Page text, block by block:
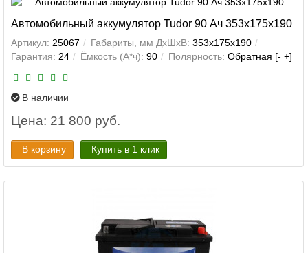
Автомобильный аккумулятор Tudor 90 Ач 353x175x190
Артикул: 25067 Габариты, мм ДхШхВ: 353x175x190
Гарантия: 24 Ёмкость (А*ч): 90 Полярность: Обратная [- +]
В наличии
Цена: 21 800 руб.
В корзину Купить в 1 клик